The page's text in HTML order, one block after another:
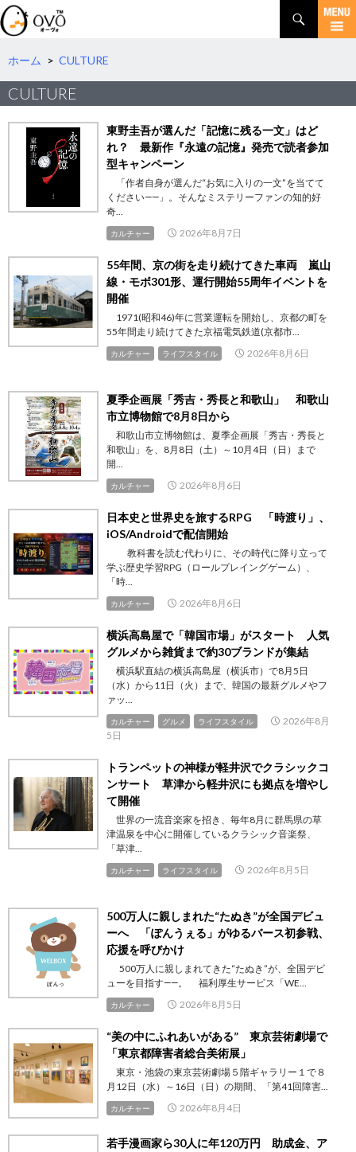
検
索
コ
テ
ツ
へ
移
ホーム > CULTURE
CULTURE
東野圭吾が選んだ「記憶に残る一文」はど
れ？ 最新作『永遠の記憶』発売で読者参加
型キャンペーン
「作者自身が選んだ“お気に入りの一文”を当てて
ください――」。そんなミステリーファンの知的好
奇...
カルチャー 2026年8月7日
55年間、京の街を走り続けてきた車両 嵐山
線・モボ301形、運行開始55周年イベントを
開催
1971(昭和46)年に営業運転を開始し、京都の町を
55年間走り続けてきた京福電気鉄道(京都市...
カルチャー ライフスタイル 2026年8月6日
夏季企画展「秀吉・秀長と和歌山」 和歌山
市立博物館で8月8日から
和歌山市立博物館は、夏季企画展「秀吉・秀長と
和歌山」を、8月8日（土）～10月4日（日）まで
開...
カルチャー 2026年8月6日
日本史と世界史を旅するRPG 「時渡り」、
iOS/Androidで配信開始
教科書を読む代わりに、その時代に降り立って
学ぶ歴史学習RPG（ロールプレイングゲーム）、
「時...
カルチャー 2026年8月6日
横浜高島屋で「韓国市場」がスタート 人気
グルメから雑貨まで約30ブランドが集結
横浜駅直結の横浜高島屋（横浜市）で8月5日
（水）から11日（火）まで、韓国の最新グルメやフ
ァッ...
カルチャー グルメ ライフスタイル
2026年8月
5日
トランペットの神様が軽井沢でクラシックコ
ンサート 草津から軽井沢にも拠点を増やし
て開催
世界の一流音楽家を招き、毎年8月に群馬県の草
津温泉を中心に開催しているクラシック音楽祭、
「草津...
カルチャー ライフスタイル 2026年8月5日
500万人に親しまれた“たぬき”が全国デビュ
ーへ 「ぽんうぇる」がゆるバース初参戦、
応援を呼びかけ
500万人に親しまれてきた“たぬき”が、全国デビ
ューを目指す――。 福利厚生サービス「WE...
カルチャー 2026年8月5日
“美の中にふれあいがある” 東京芸術劇場で
「東京都障害者総合美術展」
東京・池袋の東京芸術劇場５階ギャラリー１で８
月12日（水）～16日（日）の期間、「第41回障害...
カルチャー 2026年8月4日
若手漫画家ら30人に年120万円 助成金、ア